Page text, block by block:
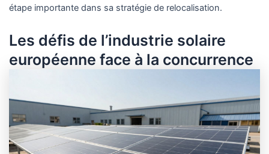
étape importante dans sa stratégie de relocalisation.
Les défis de l’industrie solaire
européenne face à la concurrence